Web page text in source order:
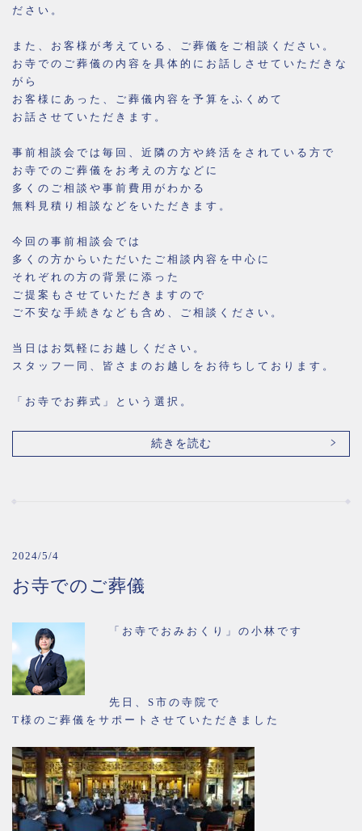
ださい。
また、お客様が考えている、ご葬儀をご相談ください。
お寺でのご葬儀の内容を具体的にお話しさせていただきな
がら
お客様にあった、ご葬儀内容を予算をふくめて
お話させていただきます。
事前相談会では毎回、近隣の方や終活をされている方で
お寺でのご葬儀をお考えの方などに
多くのご相談や事前費用がわかる
無料見積り相談などをいただきます。
今回の事前相談会では
多くの方からいただいたご相談内容を中心に
それぞれの方の背景に添った
ご提案もさせていただきますので
ご不安な手続きなども含め、ご相談ください。
当日はお気軽にお越しください。
スタッフ一同、皆さまのお越しをお待ちしております。
「お寺でお葬式」という選択。
続きを読む
2024/5/4
お寺でのご葬儀
「お寺でおみおくり」の小林です
先日、S市の寺院で
T様のご葬儀をサポートさせていただきました